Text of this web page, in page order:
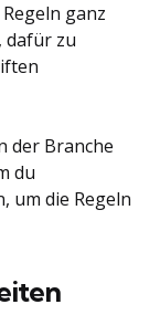
ganz
dafür zu
der Branche
du
um die Regeln